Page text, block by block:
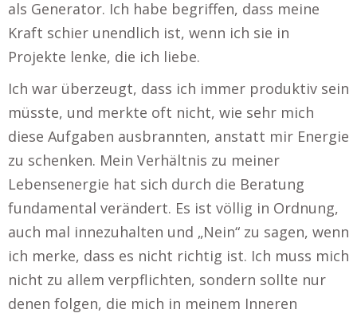
als Generator. Ich habe begriffen, dass meine
Kraft schier unendlich ist, wenn ich sie in
Projekte lenke, die ich liebe.
Ich war überzeugt, dass ich immer produktiv sein
müsste, und merkte oft nicht, wie sehr mich
diese Aufgaben ausbrannten, anstatt mir Energie
zu schenken. Mein Verhältnis zu meiner
Lebensenergie hat sich durch die Beratung
fundamental verändert. Es ist völlig in Ordnung,
auch mal innezuhalten und „Nein“ zu sagen, wenn
ich merke, dass es nicht richtig ist. Ich muss mich
nicht zu allem verpflichten, sondern sollte nur
denen folgen, die mich in meinem Inneren